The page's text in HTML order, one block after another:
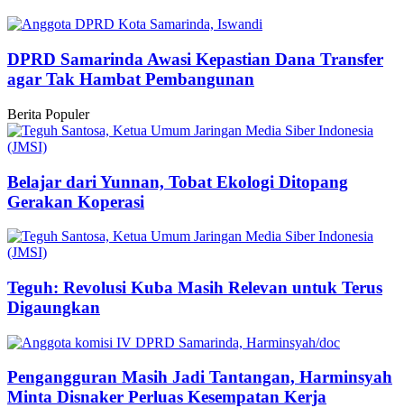
DPRD Samarinda Awasi Kepastian Dana Transfer
agar Tak Hambat Pembangunan
Berita Populer
Belajar dari Yunnan, Tobat Ekologi Ditopang
Gerakan Koperasi
Teguh: Revolusi Kuba Masih Relevan untuk Terus
Digaungkan
Pengangguran Masih Jadi Tantangan, Harminsyah
Minta Disnaker Perluas Kesempatan Kerja